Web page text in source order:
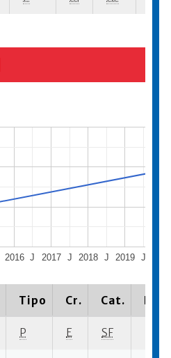
2016 2017 2018 2019
J J J J
Tipo Cr. Cat.
P E SF